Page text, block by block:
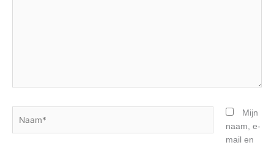
Mijn
naam, e-
mail en